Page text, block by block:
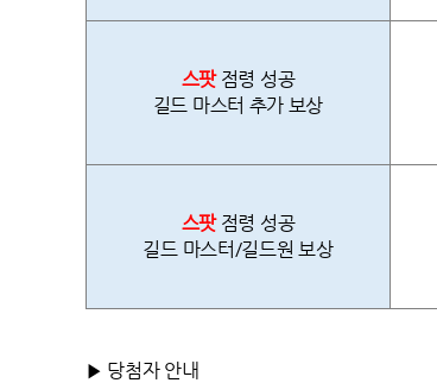
스팟점령 성공
길드 마스터 추가 보상
스팟점령 성공
길드 마스터/길드원 보상
▶ 당첨자 안내